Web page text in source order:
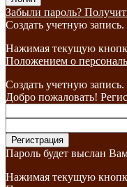
Забыли пароль?
Создать учетную запись.
Нажимая текущую
Положением о
Создать учетную запись.
Добро пожаловать!
Пароль будет выслан
Нажимая текущую